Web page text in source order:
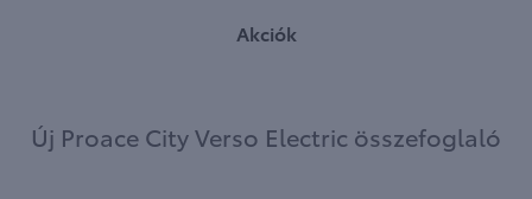
Akciók
Új Proace City Verso Electric összefoglaló